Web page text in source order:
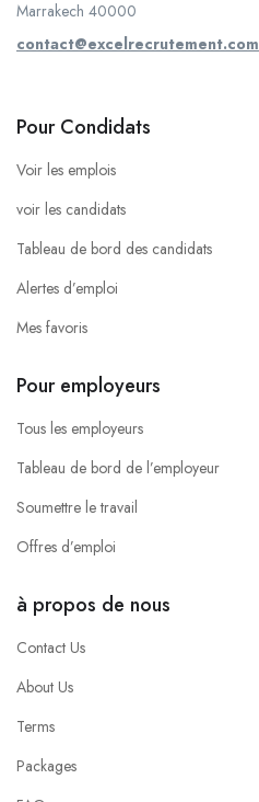
Marrakech 40000
contact@excelrecrutement.com
Pour Condidats
Voir les emplois
voir les candidats
Tableau de bord des candidats
Alertes d’emploi
Mes favoris
Pour employeurs
Tous les employeurs
Tableau de bord de l’employeur
Soumettre le travail
Offres d’emploi
à propos de nous
Contact Us
About Us
Terms
Packages